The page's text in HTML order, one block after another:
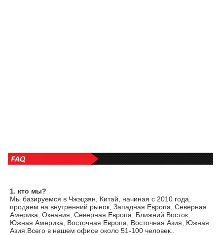
1. кто мы?
Мы базируемся в Чжэцзян, Китай, начиная с 2010 года,
продаем на внутренний рынок, Западная Европа, Северная
Америка, Океания, Северная Европа, Ближний Восток,
Южная Америка, Восточная Европа, Восточная Азия, Южная
Азия.Всего в нашем офисе около 51-100 человек..